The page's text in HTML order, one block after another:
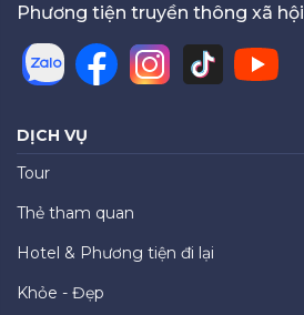
Phương tiện truyền thông xã hội
DỊCH VỤ
Tour
Thẻ tham quan
Hotel & Phương tiện đi lại
Khỏe - Đẹp